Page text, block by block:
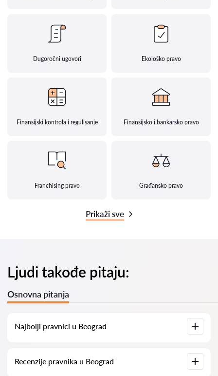
Dugoročni ugovori Ekološko pravo
Finansijski kontrola i regulisanje Finansijsko i bankarsko pravo
Franchising pravo Građansko pravo
Prikaži sve
Ljudi takođe pitaju:
Osnovna pitanja
Najbolji pravnici u Beograd
svim relevantnim informacijama. Prikazane su cene usluga,
ocene i recenzije korisnika, kao i brojevi telefona i adrese za
Recenzije pravnika u Beograd